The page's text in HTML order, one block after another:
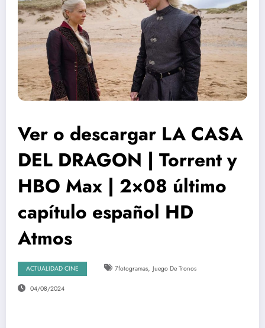
Ver o descargar LA CASA
DEL DRAGON | Torrent y
HBO Max | 2×08 último
capítulo español HD
Atmos
ACTUALIDAD CINE 7fotogramas, Juego De Tronos
04/08/2024